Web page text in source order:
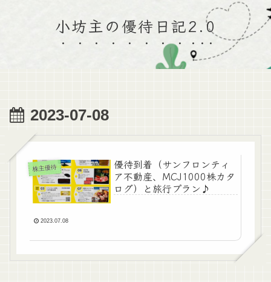
小坊主の優待日記2.0
2023-07-08
株主優待
優待到着（サンフロンティ
ア不動産、MCJ1000株カタ
ログ）と旅行プラン♪
2023.07.08